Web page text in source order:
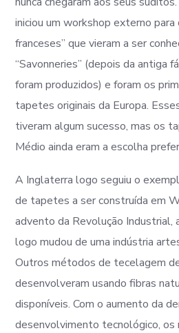
iniciou um workshop externo para
franceses” que vieram a ser
“Savonneries” (depois da antiga
foram produzidos) e foram os
tapetes originais da Europa.
tiveram algum sucesso, mas os
Médio ainda eram a escolha
A Inglaterra logo seguiu o
de tapetes a ser construída em
advento da Revolução Industrial,
logo mudou de uma indústria
Outros métodos de tecelagem
desenvolveram usando fibras
disponíveis. Com o aumento da
desenvolvimento tecnológico,